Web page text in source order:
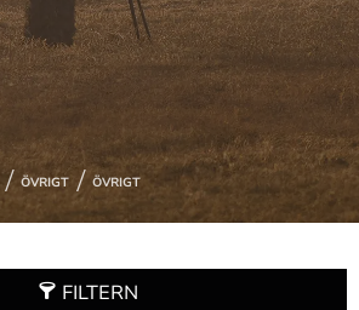
ÖVRIGT ÖVRIGT
FILTERN